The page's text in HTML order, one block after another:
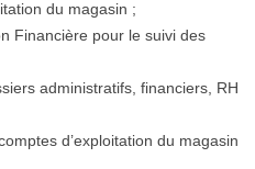
du magasin ;
Financière pour le suivi des
administratifs, financiers, RH
d’exploitation du magasin